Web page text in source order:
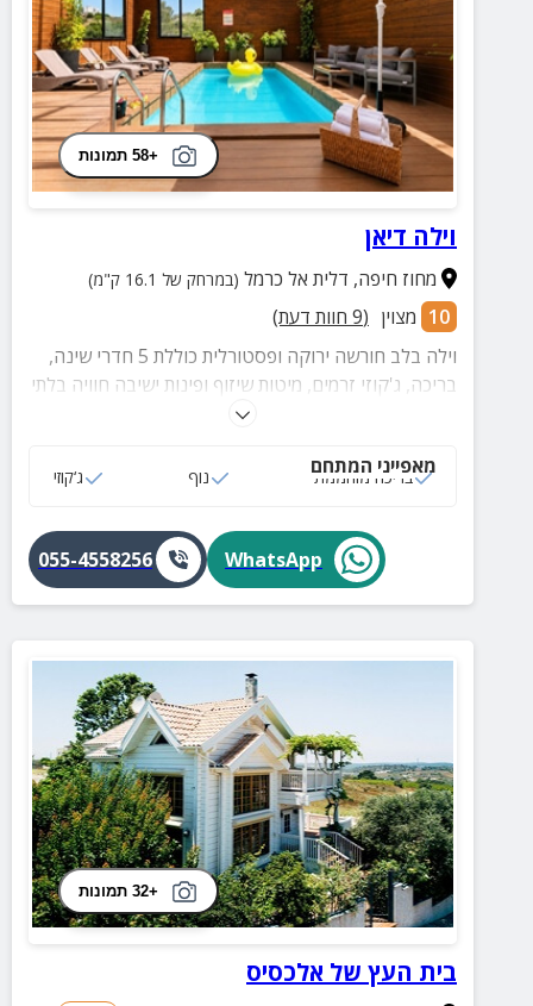
+58 תמונות
וילה דיאן
מחוז חיפה, דלית אל כרמל (במרחק של 16.1 ק"מ)
10 מצוין (
9 חוות דעת)
וילה בלב חורשה ירוקה ופסטורלית כוללת 5 חדרי שינה,
בריכה, ג'קוזי זרמים, מיטות שיזוף ופינות ישיבה חוויה בלתי
נשכחת של שלווה, פרטיות ונוף יפה– הבטיחו את החופשה
מאפייני המתחם
בריכה מוחממת נוף ג‘קוזי
WhatsApp
055-4558256
+32 תמונות
בית העץ של אלכסיס